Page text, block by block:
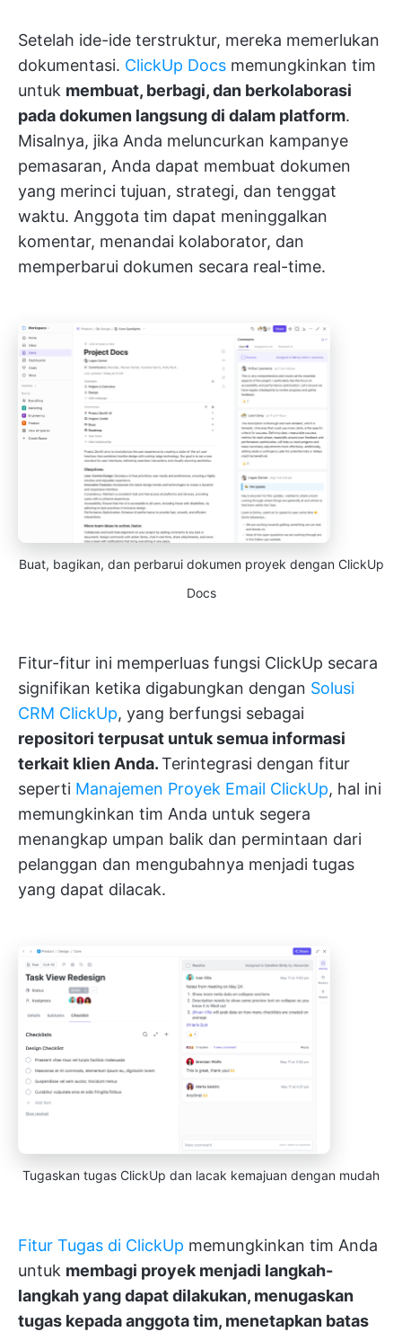
Setelah ide-ide terstruktur, mereka memerlukan
dokumentasi. ClickUp Docs memungkinkan tim
untuk membuat, berbagi, dan berkolaborasi
pada dokumen langsung di dalam platform.
Misalnya, jika Anda meluncurkan kampanye
pemasaran, Anda dapat membuat dokumen
yang merinci tujuan, strategi, dan tenggat
waktu. Anggota tim dapat meninggalkan
komentar, menandai kolaborator, dan
memperbarui dokumen secara real-time.
Buat, bagikan, dan perbarui dokumen proyek dengan ClickUp
Docs
Fitur-fitur ini memperluas fungsi ClickUp secara
signifikan ketika digabungkan dengan Solusi
CRM ClickUp, yang berfungsi sebagai
repositori terpusat untuk semua informasi
terkait klien Anda.Terintegrasi dengan fitur
seperti Manajemen Proyek Email ClickUp, hal ini
memungkinkan tim Anda untuk segera
menangkap umpan balik dan permintaan dari
pelanggan dan mengubahnya menjadi tugas
yang dapat dilacak.
Tugaskan tugas ClickUp dan lacak kemajuan dengan mudah
Fitur Tugas di ClickUp memungkinkan tim Anda
untuk membagi proyek menjadi langkah-
langkah yang dapat dilakukan, menugaskan
tugas kepada anggota tim, menetapkan batas